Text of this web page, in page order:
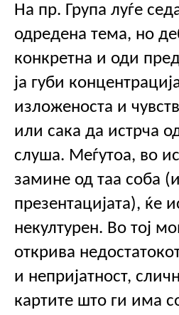
На пр. Група луѓе
одредена тема, но
конкретна и оди
ја губи
изложеноста и
или сака да истрча
слуша. Меѓутоа, во
замине од таа соба
презентацијата), ќе
некултурен. Во тој
открива
и непријатност,
картите што ги има